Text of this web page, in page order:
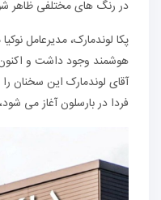
در رنگ های مختلفی ظاهر
پکا لوندمارک، مدیرعامل
هوشمند وجود داشت و
آقای لوندمارک این سخنان
فردا در بارسلون آغاز می